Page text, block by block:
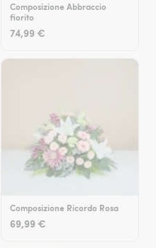
Composizione Abbraccio
fiorito
74,99 €
Composizione Ricordo Rosa
69,99 €